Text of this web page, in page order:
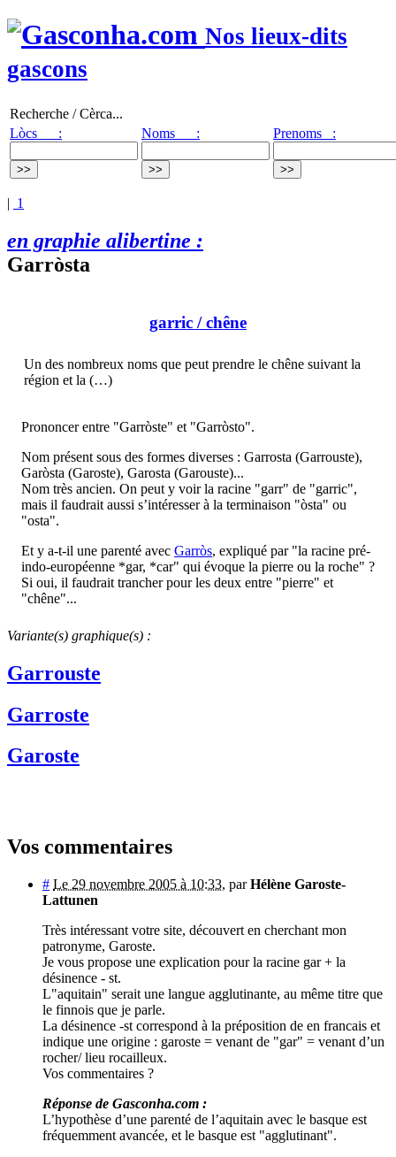
Nos lieux-dits
gascons
Recherche / Cèrca...
Lòcs :
Noms : Prenoms :
| 1
en graphie alibertine :
Garròsta
garric / chêne
Un des nombreux noms que peut prendre le chêne suivant la
région et la (…)
Prononcer entre "Garròste" et "Garròsto".
Nom présent sous des formes diverses : Garrosta (Garrouste),
Garòsta (Garoste), Garosta (Garouste)...
Nom très ancien. On peut y voir la racine "garr" de "garric",
mais il faudrait aussi s’intéresser à la terminaison "òsta" ou
"osta".
Et y a-t-il une parenté avec Garròs, expliqué par "la racine pré-
indo-européenne *gar, *car" qui évoque la pierre ou la roche" ?
Si oui, il faudrait trancher pour les deux entre "pierre" et
"chêne"...
Variante(s) graphique(s) :
Garrouste
Garroste
Garoste
Vos commentaires
# Le 29 novembre 2005 à 10:33, parHélène Garoste-
Lattunen
Très intéressant votre site, découvert en cherchant mon
patronyme, Garoste.
Je vous propose une explication pour la racine gar + la
désinence - st.
L"aquitain" serait une langue agglutinante, au même titre que
le finnois que je parle.
La désinence -st correspond à la préposition de en francais et
indique une origine : garoste = venant de "gar" = venant d’un
rocher/ lieu rocailleux.
Vos commentaires ?
Réponse de Gasconha.com :
L’hypothèse d’une parenté de l’aquitain avec le basque est
fréquemment avancée, et le basque est "agglutinant".